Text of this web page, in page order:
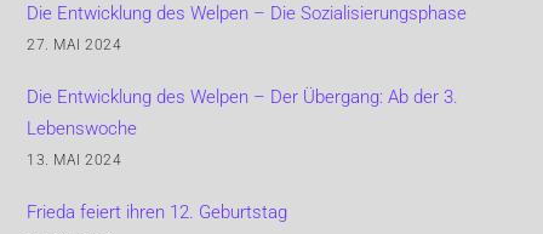
Die Entwicklung des Welpen – Die Sozialisierungsphase
27. MAI 2024
Die Entwicklung des Welpen – Der Übergang: Ab der 3.
Lebenswoche
13. MAI 2024
Frieda feiert ihren 12. Geburtstag